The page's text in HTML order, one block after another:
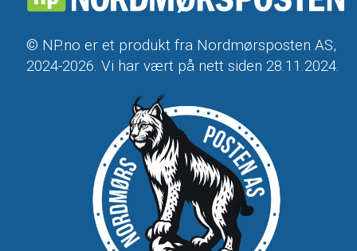
© NP.no er et produkt fra Nordmørsposten AS,
2024-2026. Vi har vært på nett siden 28.11.2024.